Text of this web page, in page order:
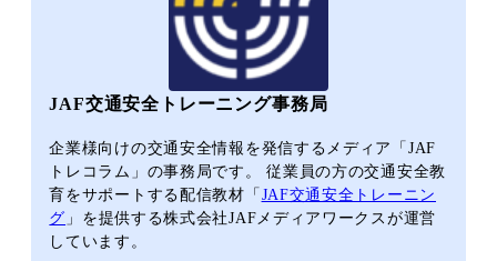
JAF交通安全トレーニング事務局
企業様向けの交通安全情報を発信するメディア「JAF
トレコラム」の事務局です。 従業員の方の交通安全教
育をサポートする配信教材「JAF交通安全トレーニン
グ 」を提供する株式会社JAFメディアワークスが運営
しています。